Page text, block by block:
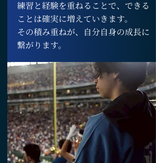
練習と経験を重ねることで、できる
ことは確実に増えていきます。
その積み重ねが、自分自身の成長に
繋がります。